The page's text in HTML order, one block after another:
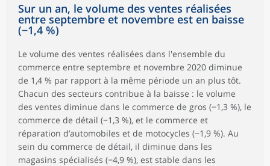
Sur un an, le volume des ventes réalisées
entre septembre et novembre est en baisse
(−1,4 %)
Le volume des ventes réalisées dans l'ensemble du
commerce entre septembre et novembre 2020 diminue
de 1,4 % par rapport à la même période un an plus tôt.
Chacun des secteurs contribue à la baisse : le volume
des ventes diminue dans le commerce de gros (−1,3 %), le
commerce de détail (−1,3 %), et le commerce et
réparation d’automobiles et de motocycles (−1,9 %). Au
sein du commerce de détail, il diminue dans les
magasins spécialisés (−4,9 %), est stable dans les